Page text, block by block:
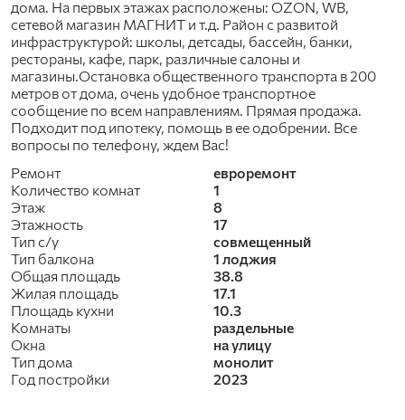
дома. На первых этажах расположены: OZON, WB,
сетевой магазин МАГНИТ и т.д. Район с развитой
инфраструктурой: школы, детсады, бассейн, банки,
рестораны, кафе, парк, различные салоны и
магазины.Остановка общественного транспорта в 200
метров от дома, очень удобное транспортное
сообщение по всем направлениям. Прямая продажа.
Подходит под ипотеку, помощь в ее одобрении. Все
вопросы по телефону, ждем Вас!
Ремонт
евроремонт
Количество комнат
1
Этаж
8
Этажность
17
Тип с/у
совмещенный
Тип балкона
1 лоджия
Общая площадь
38.8
Жилая площадь
17.1
Площадь кухни
10.3
Комнаты
раздельные
Окна
на улицу
Тип дома
монолит
Год постройки
2023